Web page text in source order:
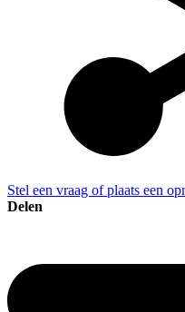
Stel een vraag of plaats een
Delen